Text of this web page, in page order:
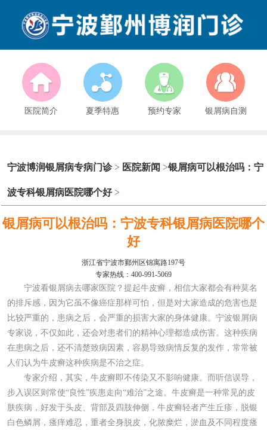
医院简介 夏季特惠 预约专家 银屑病自测
宁波博润银屑病专病门诊 > 医院新闻 >银屑病可以根治吗：宁
波专科银屑病医院哪个好>
银屑病可以根治吗：宁波专科银屑病医院哪个
好
浙江省宁波市鄞州区锦寓路197号
专家热线：400-991-5069
宁波看银屑病去哪家医院？提起牛皮癣，相信大家都会有种莫名
的排斥感，因为它虽不像癌症那样可怕，但是对大家造成的危害也是
比较严重的，患病之后，会严重的损害大家的身体健康。宁波银屑病
专家说，不仅如此，还会对患者们的精神心理都造成伤害。这种疾病
在患病之后，还不清楚致病因素，容易导致病情反复的发作，常常被
人们认为牛皮癣这种疾病是不治之症。
专家介绍，其实，牛皮癣即不传染又不影响健康。而听信误导，
步入误区则常使“良性”疾患走向“难治”之途。牛皮癣是一种常见的皮
肤疾病，好发于头皮、背部及四肢伸侧，牛皮癣轻者产生丘疹，脱银
白色鳞屑，瘙痒难忍，重者全身脱皮，化脓糜烂，淤血及不同程度瘙